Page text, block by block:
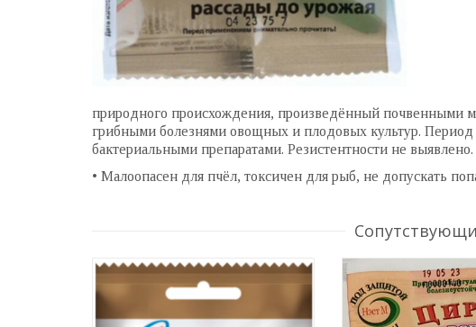
природного происхождения, произведённый почвенными
грибными болезнями овощных и плодовых культур.
бактериальными препаратами. Резистентности не выявлено.
• Малоопасен для пчёл, токсичен для рыб, не допускать